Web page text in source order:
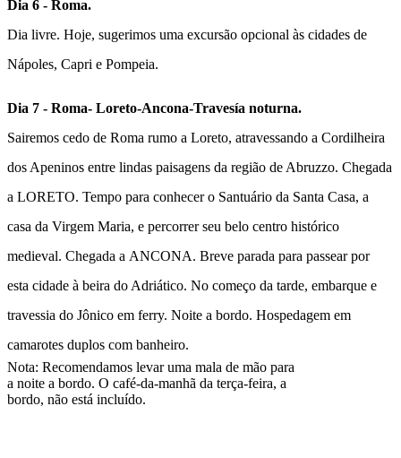
Dia 6 - Roma.
Dia livre. Hoje, sugerimos uma excursão opcional às cidades de
Nápoles, Capri e Pompeia.
Dia 7 - Roma- Loreto-Ancona-Travesía noturna.
Sairemos cedo de Roma rumo a Loreto, atravessando a Cordilheira
dos Apeninos entre lindas paisagens da região de Abruzzo. Chegada
a LORETO. Tempo para conhecer o Santuário da Santa Casa, a
casa da Virgem Maria, e percorrer seu belo centro histórico
medieval. Chegada a ANCONA. Breve parada para passear por
esta cidade à beira do Adriático. No começo da tarde, embarque e
travessia do Jônico em ferry. Noite a bordo. Hospedagem em
camarotes duplos com banheiro.
Nota: Recomendamos levar uma mala de mão para
a noite a bordo. O café-da-manhã da terça-feira, a
bordo, não está incluído.